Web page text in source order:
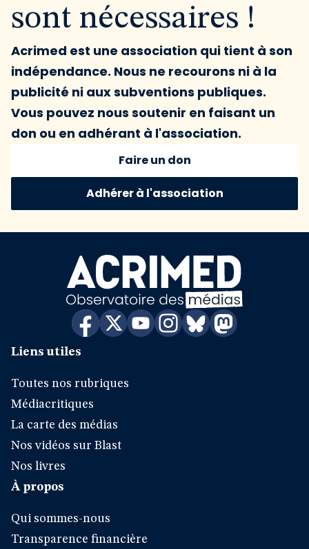
sont nécessaires !
Acrimed est une association qui tient à son
indépendance. Nous ne recourons ni à la
publicité ni aux subventions publiques.
Vous pouvez nous soutenir en faisant un
don ou en adhérant à l'association.
Faire un don
Adhérer à l'association
Liens utiles
Toutes nos rubriques
Médiacritiques
La carte des médias
Nos vidéos sur Blast
Nos livres
À propos
Qui sommes-nous
Transparence financière